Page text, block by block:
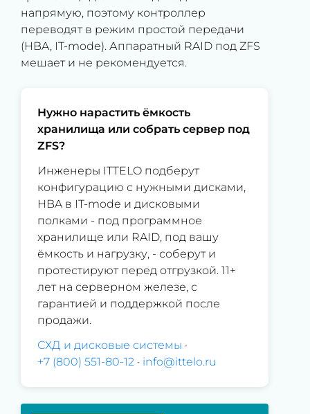
напрямую, поэтому контроллер
переводят в режим простой передачи
(HBA, IT-mode). Аппаратный RAID под ZFS
мешает и не рекомендуется.
Нужно нарастить ёмкость
хранилища или собрать сервер под
ZFS?
Инженеры ITTELO подберут
конфигурацию с нужными дисками,
HBA в IT-mode и дисковыми
полками - под программное
хранилище или RAID, под вашу
ёмкость и нагрузку, - соберут и
протестируют перед отгрузкой. 11+
лет на серверном железе, с
гарантией и поддержкой после
продажи.
СХД и дисковые системы ·
+7 (800) 551-80-12 · info@ittelo.ru